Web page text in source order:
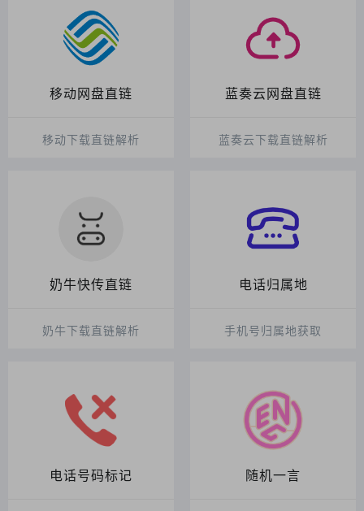
移动网盘直链
移动下载直链解析
蓝奏云网盘直链
蓝奏云下载直链解析
奶牛快传直链
奶牛下载直链解析
电话归属地
手机号归属地获取
电话号码标记 随机一言